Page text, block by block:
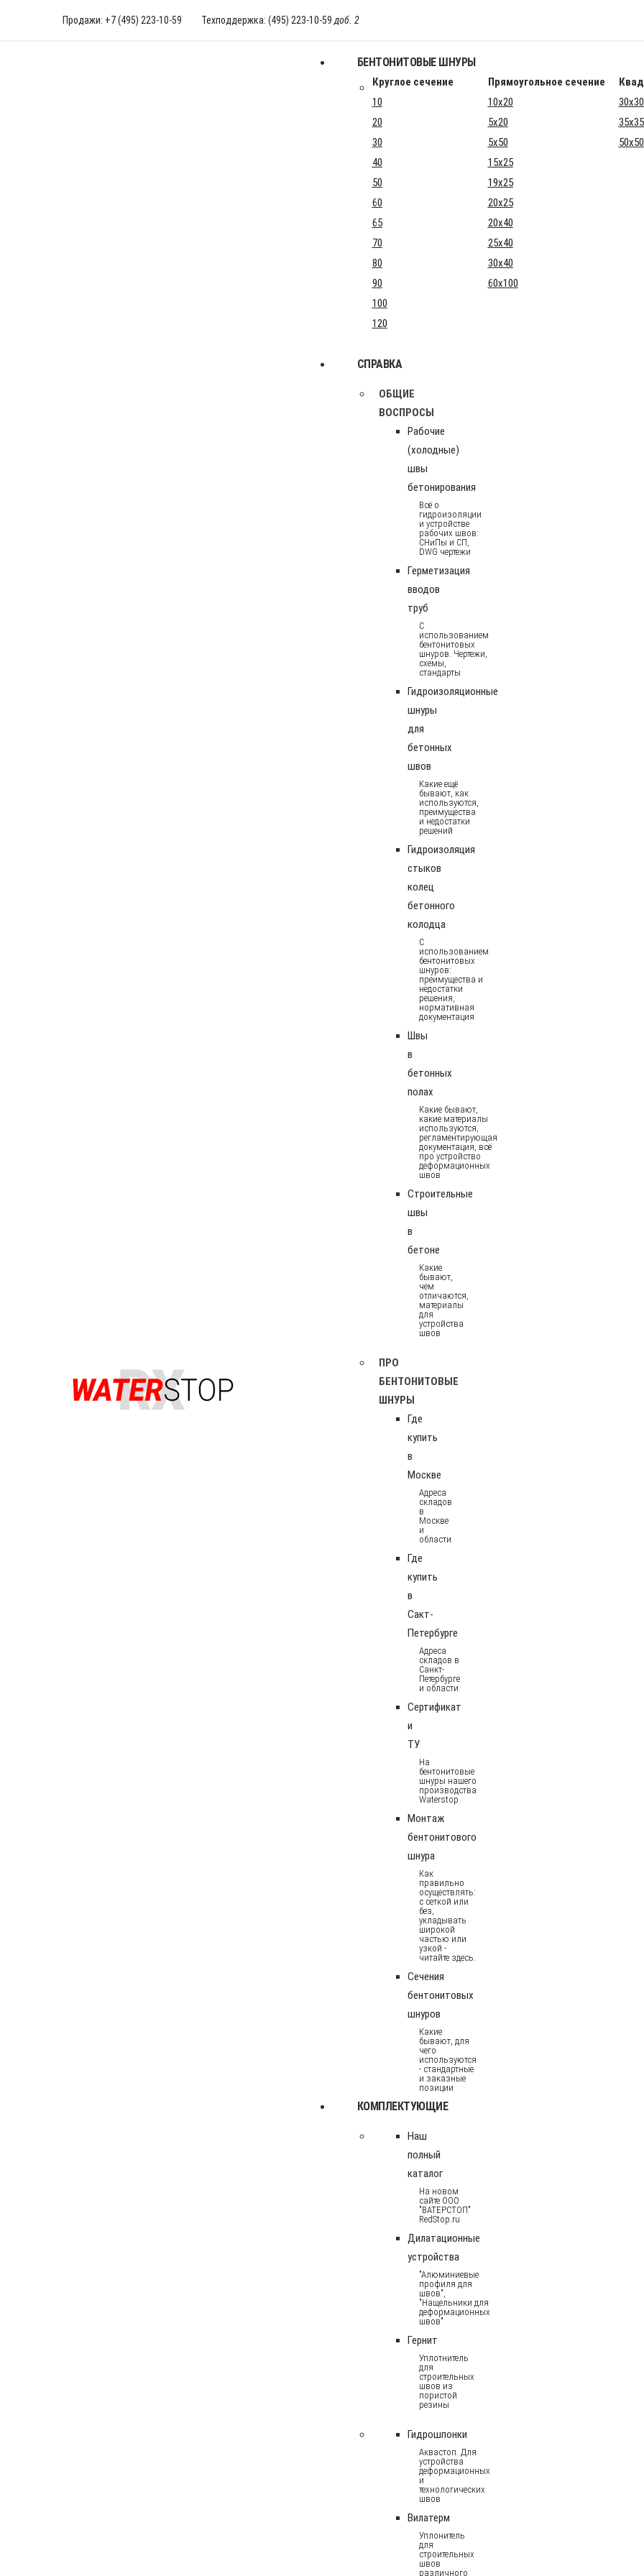
Продажи: +7 (495) 223-10-59 Техподдержка: (495) 223-10-59 доб. 2
БЕНТОНИТОВЫЕ ШНУРЫ
Круглое сечение Прямоугольное сечение
10
10x20
30x30
20
5x20
35x35
30
5x50
50x50
40
15x25
50
19x25
60
20x25
65
20x40
70
25x40
80
30x40
90
60x100
100
120
СПРАВКА
ОБЩИЕ
ВОСПРОСЫ
Рабочие
(холодные)
швы
бетонирования
Всё о
гидроизоляции
и устройстве
рабочих швов:
СНиПы и СП,
DWG чертежи
Герметизация
вводов
труб
С
использованием
бентонитовых
шнуров. Чертежи,
схемы,
стандарты
Гидроизоляционные
шнуры
для
бетонных
швов
Какие ещё
бывают, как
используются,
преимущества
и недостатки
решений
Гидроизоляция
стыков
колец
бетонного
колодца
С
использованием
бентонитовых
шнуров:
преимущества и
недостатки
решения,
нормативная
документация
Швы
в
бетонных
полах
Какие бывают,
какие материалы
используются,
регламентирующая
документация, всё
про устройство
деформационных
швов
Строительные
швы
в
бетоне
Какие
бывают,
чем
отличаются,
материалы
для
устройства
швов
ПРО
БЕНТОНИТОВЫЕ
ШНУРЫ
Где
купить
в
Москве
Адреса
складов
в
Москве
и
области
Где
купить
в
Сакт-
Петербурге
Адреса
складов в
Санкт-
Петербурге
и области
Сертификат
и
ТУ
На
бентонитовые
шнуры нашего
производства
Waterstop
Монтаж
бентонитового
шнура
Как
правильно
осуществлять:
с сеткой или
без,
укладывать
широкой
частью или
узкой -
читайте здесь.
Сечения
бентонитовых
шнуров
Какие
бывают, для
чего
используются
- стандартные
и заказные
позиции
КОМПЛЕКТУЮЩИЕ
Наш
полный
каталог
На новом
сайте ООО
"ВАТЕРСТОП"
RedStop.ru
Дилатационные
устройства
"Алюминиевые
профиля для
швов",
"Нащельники для
деформационных
швов"
Гернит
Уплотнитель
для
строительных
швов из
пористой
резины
Гидрошпонки
Аквастоп. Для
устройства
деформационных
и
технологических
швов
Вилатерм
Уплонитель
для
строительных
швов
различного